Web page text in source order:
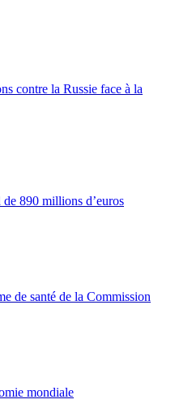
contre la Russie face à la
de 890 millions d’euros
de santé de la Commission
mondiale